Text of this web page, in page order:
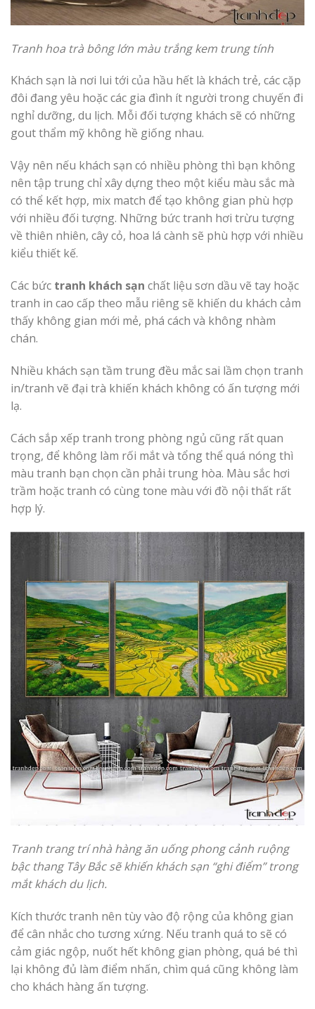
Tranh hoa trà bông lớn màu trắng kem trung tính
Khách sạn là nơi lui tới của hầu hết là khách trẻ, các cặp
đôi đang yêu hoặc các gia đình ít người trong chuyến đi
nghỉ dưỡng, du lịch. Mỗi đối tượng khách sẽ có những
gout thẩm mỹ không hề giống nhau.
Vậy nên nếu khách sạn có nhiều phòng thì bạn không
nên tập trung chỉ xây dựng theo một kiểu màu sắc mà
có thể kết hợp, mix match để tạo không gian phù hợp
với nhiều đối tượng. Những bức tranh hơi trừu tượng
về thiên nhiên, cây cỏ, hoa lá cành sẽ phù hợp với nhiều
kiểu thiết kế.
Các bức tranh khách sạn chất liệu sơn dầu vẽ tay hoặc
tranh in cao cấp theo mẫu riêng sẽ khiến du khách cảm
thấy không gian mới mẻ, phá cách và không nhàm
chán.
Nhiều khách sạn tầm trung đều mắc sai lầm chọn tranh
in/tranh vẽ đại trà khiến khách không có ấn tượng mới
lạ.
Cách sắp xếp tranh trong phòng ngủ cũng rất quan
trọng, để không làm rối mắt và tổng thể quá nóng thì
màu tranh bạn chọn cần phải trung hòa. Màu sắc hơi
trầm hoặc tranh có cùng tone màu với đồ nội thất rất
hợp lý.
Tranh trang trí nhà hàng ăn uốngphong cảnh ruộng
bậc thang Tây Bắc sẽ khiến khách sạn “ghi điểm” trong
mắt khách du lịch.
Kích thước tranh nên tùy vào độ rộng của không gian
để cân nhắc cho tương xứng. Nếu tranh quá to sẽ có
cảm giác ngộp, nuốt hết không gian phòng, quá bé thì
lại không đủ làm điểm nhấn, chìm quá cũng không làm
cho khách hàng ấn tượng.